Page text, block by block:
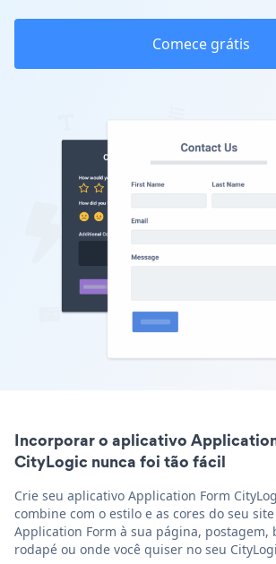
Comece grátis
Incorporar o aplicativo
CityLogic nunca foi tão fácil
Crie seu aplicativo Application Form
combine com o estilo e as cores do seu
Application Form à sua página, postagem,
rodapé ou onde você quiser no seu